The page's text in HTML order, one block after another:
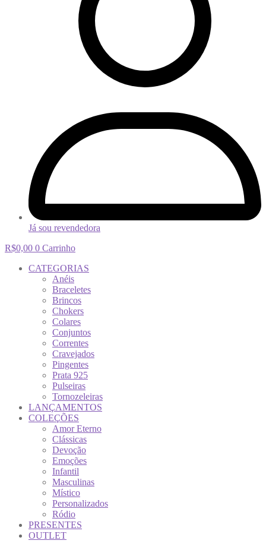
Já sou revendedora
R$0,00 0 Carrinho
CATEGORIAS
Anéis
Braceletes
Brincos
Chokers
Colares
Conjuntos
Correntes
Cravejados
Pingentes
Prata 925
Pulseiras
Tornozeleiras
LANÇAMENTOS
COLEÇÕES
Amor Eterno
Clássicas
Devoção
Emoções
Infantil
Masculinas
Místico
Personalizados
Ródio
PRESENTES
OUTLET